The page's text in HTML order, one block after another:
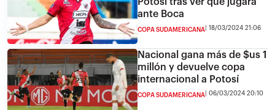
ante Boca
COPA SUDAMERICANA 18/03/2024 21:06
Nacional gana más de $us 1
millón y devuelve copa
internacional a Potosí
COPA SUDAMERICANA 06/03/2024 20:10